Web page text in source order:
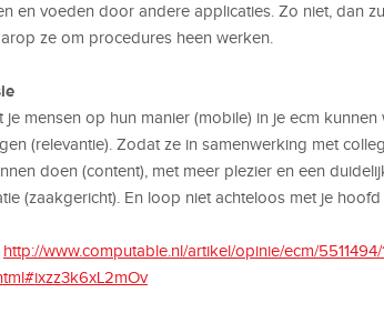
en voeden door andere applicaties. Zo niet, dan
ze om procedures heen werken.
je mensen op hun manier (mobile) in je ecm
(relevantie). Zodat ze in samenwerking met
doen (content), met meer plezier en een
(zaakgericht). En loop niet achteloos met je hoofd
http://www.computable.nl/artikel/opinie/ecm/